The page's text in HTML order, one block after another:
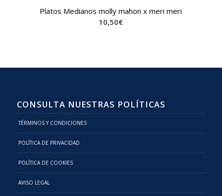
Platos Medianos molly mahon x meri meri
10,50€
CONSULTA NUESTRAS POLÍTICAS
TÉRMINOS Y CONDICIONES
POLÍTICA DE PRIVACIDAD
POLÍTICA DE COOKIES
AVISO LEGAL